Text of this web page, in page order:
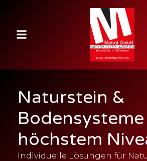
Naturstein &
höchstem
Individuelle Lösungen für